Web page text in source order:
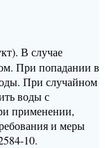
В случае
При попадании в
При случайном
воды с
применении,
и меры
10.